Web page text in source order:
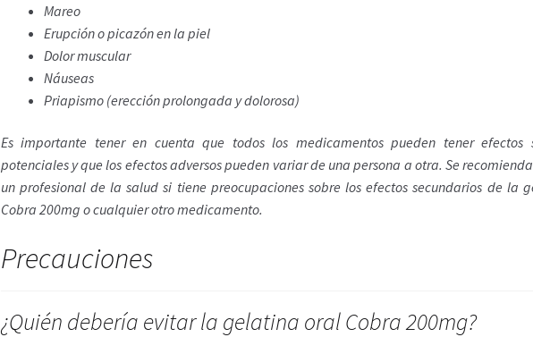
Mareo
Erupción o picazón en la piel
Dolor muscular
Náuseas
Priapismo (erección prolongada y dolorosa)
Es importante tener en cuenta que todos los medicamentos pueden tener efectos
potenciales y que los efectos adversos pueden variar de una persona a otra. Se
un profesional de la salud si tiene preocupaciones sobre los efectos secundarios de la
Cobra 200mg o cualquier otro medicamento.
Precauciones
¿Quién debería evitar la gelatina oral Cobra 200mg?